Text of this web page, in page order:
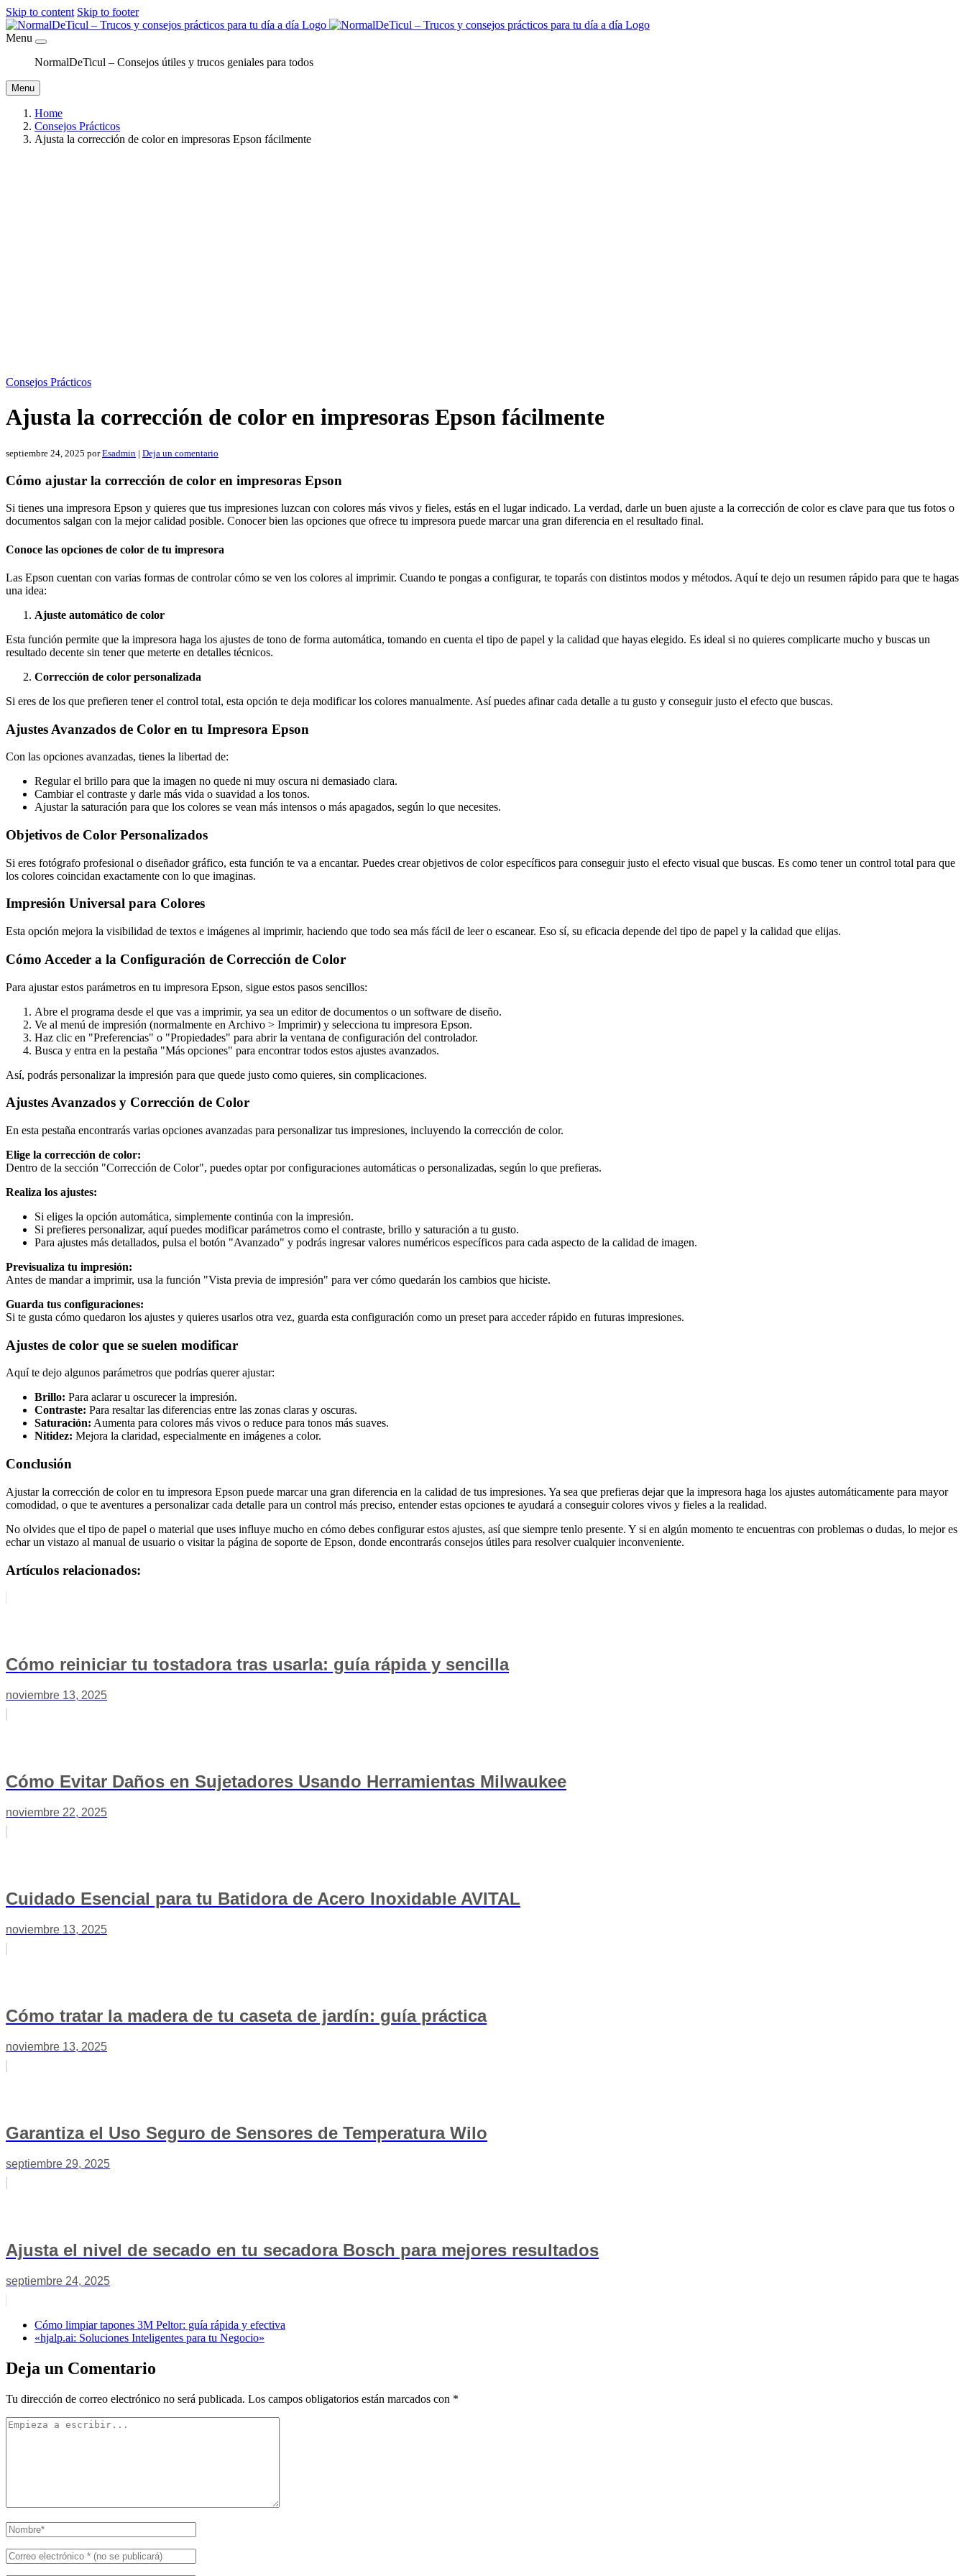
Skip to content Skip to footer
Menu
NormalDeTicul – Consejos útiles y trucos geniales para todos
Menu
Home
Consejos Prácticos
Ajusta la corrección de color en impresoras Epson fácilmente
Consejos Prácticos
Ajusta la corrección de color en impresoras Epson fácilmente
septiembre 24, 2025 porEsadmin | Deja un comentario
Cómo ajustar la corrección de color en impresoras Epson
Si tienes una impresora Epson y quieres que tus impresiones luzcan con colores más vivos y fieles, estás en el lugar indicado. La verdad, darle un buen ajuste a la corrección de color es clave para que tus fotos o
documentos salgan con la mejor calidad posible. Conocer bien las opciones que ofrece tu impresora puede marcar una gran diferencia en el resultado final.
Conoce las opciones de color de tu impresora
Las Epson cuentan con varias formas de controlar cómo se ven los colores al imprimir. Cuando te pongas a configurar, te toparás con distintos modos y métodos. Aquí te dejo un resumen rápido para que te hagas
una idea:
Ajuste automático de color
Esta función permite que la impresora haga los ajustes de tono de forma automática, tomando en cuenta el tipo de papel y la calidad que hayas elegido. Es ideal si no quieres complicarte mucho y buscas un
resultado decente sin tener que meterte en detalles técnicos.
Corrección de color personalizada
Si eres de los que prefieren tener el control total, esta opción te deja modificar los colores manualmente. Así puedes afinar cada detalle a tu gusto y conseguir justo el efecto que buscas.
Ajustes Avanzados de Color en tu Impresora Epson
Con las opciones avanzadas, tienes la libertad de:
Regular el brillo para que la imagen no quede ni muy oscura ni demasiado clara.
Cambiar el contraste y darle más vida o suavidad a los tonos.
Ajustar la saturación para que los colores se vean más intensos o más apagados, según lo que necesites.
Objetivos de Color Personalizados
Si eres fotógrafo profesional o diseñador gráfico, esta función te va a encantar. Puedes crear objetivos de color específicos para conseguir justo el efecto visual que buscas. Es como tener un control total para que
los colores coincidan exactamente con lo que imaginas.
Impresión Universal para Colores
Esta opción mejora la visibilidad de textos e imágenes al imprimir, haciendo que todo sea más fácil de leer o escanear. Eso sí, su eficacia depende del tipo de papel y la calidad que elijas.
Cómo Acceder a la Configuración de Corrección de Color
Para ajustar estos parámetros en tu impresora Epson, sigue estos pasos sencillos:
Abre el programa desde el que vas a imprimir, ya sea un editor de documentos o un software de diseño.
Ve al menú de impresión (normalmente en Archivo > Imprimir) y selecciona tu impresora Epson.
Haz clic en "Preferencias" o "Propiedades" para abrir la ventana de configuración del controlador.
Busca y entra en la pestaña "Más opciones" para encontrar todos estos ajustes avanzados.
Así, podrás personalizar la impresión para que quede justo como quieres, sin complicaciones.
Ajustes Avanzados y Corrección de Color
En esta pestaña encontrarás varias opciones avanzadas para personalizar tus impresiones, incluyendo la corrección de color.
Elige la corrección de color:
Dentro de la sección "Corrección de Color", puedes optar por configuraciones automáticas o personalizadas, según lo que prefieras.
Realiza los ajustes:
Si eliges la opción automática, simplemente continúa con la impresión.
Si prefieres personalizar, aquí puedes modificar parámetros como el contraste, brillo y saturación a tu gusto.
Para ajustes más detallados, pulsa el botón "Avanzado" y podrás ingresar valores numéricos específicos para cada aspecto de la calidad de imagen.
Previsualiza tu impresión:
Antes de mandar a imprimir, usa la función "Vista previa de impresión" para ver cómo quedarán los cambios que hiciste.
Guarda tus configuraciones:
Si te gusta cómo quedaron los ajustes y quieres usarlos otra vez, guarda esta configuración como un preset para acceder rápido en futuras impresiones.
Ajustes de color que se suelen modificar
Aquí te dejo algunos parámetros que podrías querer ajustar:
Brillo: Para aclarar u oscurecer la impresión.
Contraste: Para resaltar las diferencias entre las zonas claras y oscuras.
Saturación: Aumenta para colores más vivos o reduce para tonos más suaves.
Nitidez: Mejora la claridad, especialmente en imágenes a color.
Conclusión
Ajustar la corrección de color en tu impresora Epson puede marcar una gran diferencia en la calidad de tus impresiones. Ya sea que prefieras dejar que la impresora haga los ajustes automáticamente para mayor
comodidad, o que te aventures a personalizar cada detalle para un control más preciso, entender estas opciones te ayudará a conseguir colores vivos y fieles a la realidad.
No olvides que el tipo de papel o material que uses influye mucho en cómo debes configurar estos ajustes, así que siempre tenlo presente. Y si en algún momento te encuentras con problemas o dudas, lo mejor es
echar un vistazo al manual de usuario o visitar la página de soporte de Epson, donde encontrarás consejos útiles para resolver cualquier inconveniente.
Artículos relacionados:
Cómo reiniciar tu tostadora tras usarla: guía rápida y sencilla
noviembre 13, 2025
Cómo Evitar Daños en Sujetadores Usando Herramientas Milwaukee
noviembre 22, 2025
Cuidado Esencial para tu Batidora de Acero Inoxidable AVITAL
noviembre 13, 2025
Cómo tratar la madera de tu caseta de jardín: guía práctica
noviembre 13, 2025
Garantiza el Uso Seguro de Sensores de Temperatura Wilo
septiembre 29, 2025
Ajusta el nivel de secado en tu secadora Bosch para mejores resultados
septiembre 24, 2025
Cómo limpiar tapones 3M Peltor: guía rápida y efectiva
«hjalp.ai: Soluciones Inteligentes para tu Negocio»
Deja un Comentario
Tu dirección de correo electrónico no será publicada. Los campos obligatorios están marcados con *